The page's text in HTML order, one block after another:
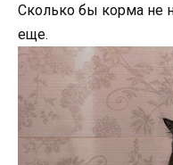
Сколько бы корма не
еще.